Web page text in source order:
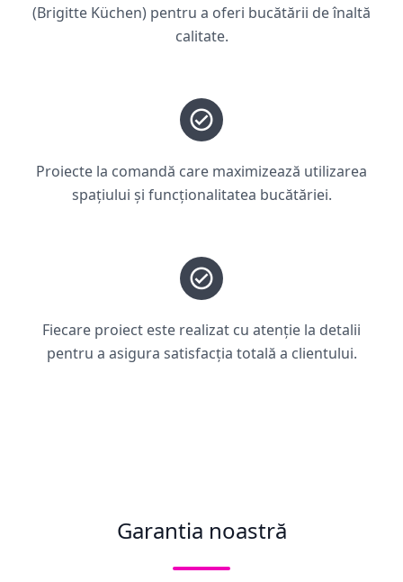
(Brigitte Küchen) pentru a oferi bucătării de înaltă
calitate.
Proiecte la comandă care maximizează utilizarea
spațiului și funcționalitatea bucătăriei.
Fiecare proiect este realizat cu atenție la detalii
pentru a asigura satisfacția totală a clientului.
Garantia noastră